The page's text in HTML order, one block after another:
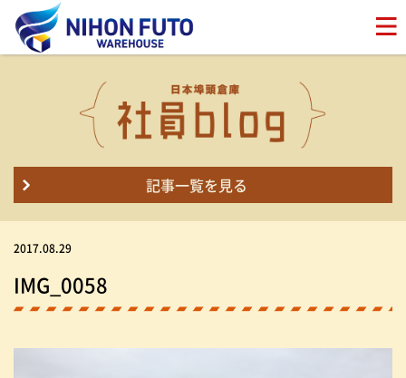
記事一覧を見る
2017.08.29
IMG_0058